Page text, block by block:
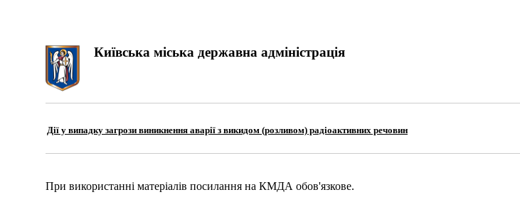
Київська міська державна адміністрація
Дії у випадку загрози виникнення аварії з викидом (розливом) радіоактивних речовин
При використанні матеріалів посилання на КМДА обов'язкове.